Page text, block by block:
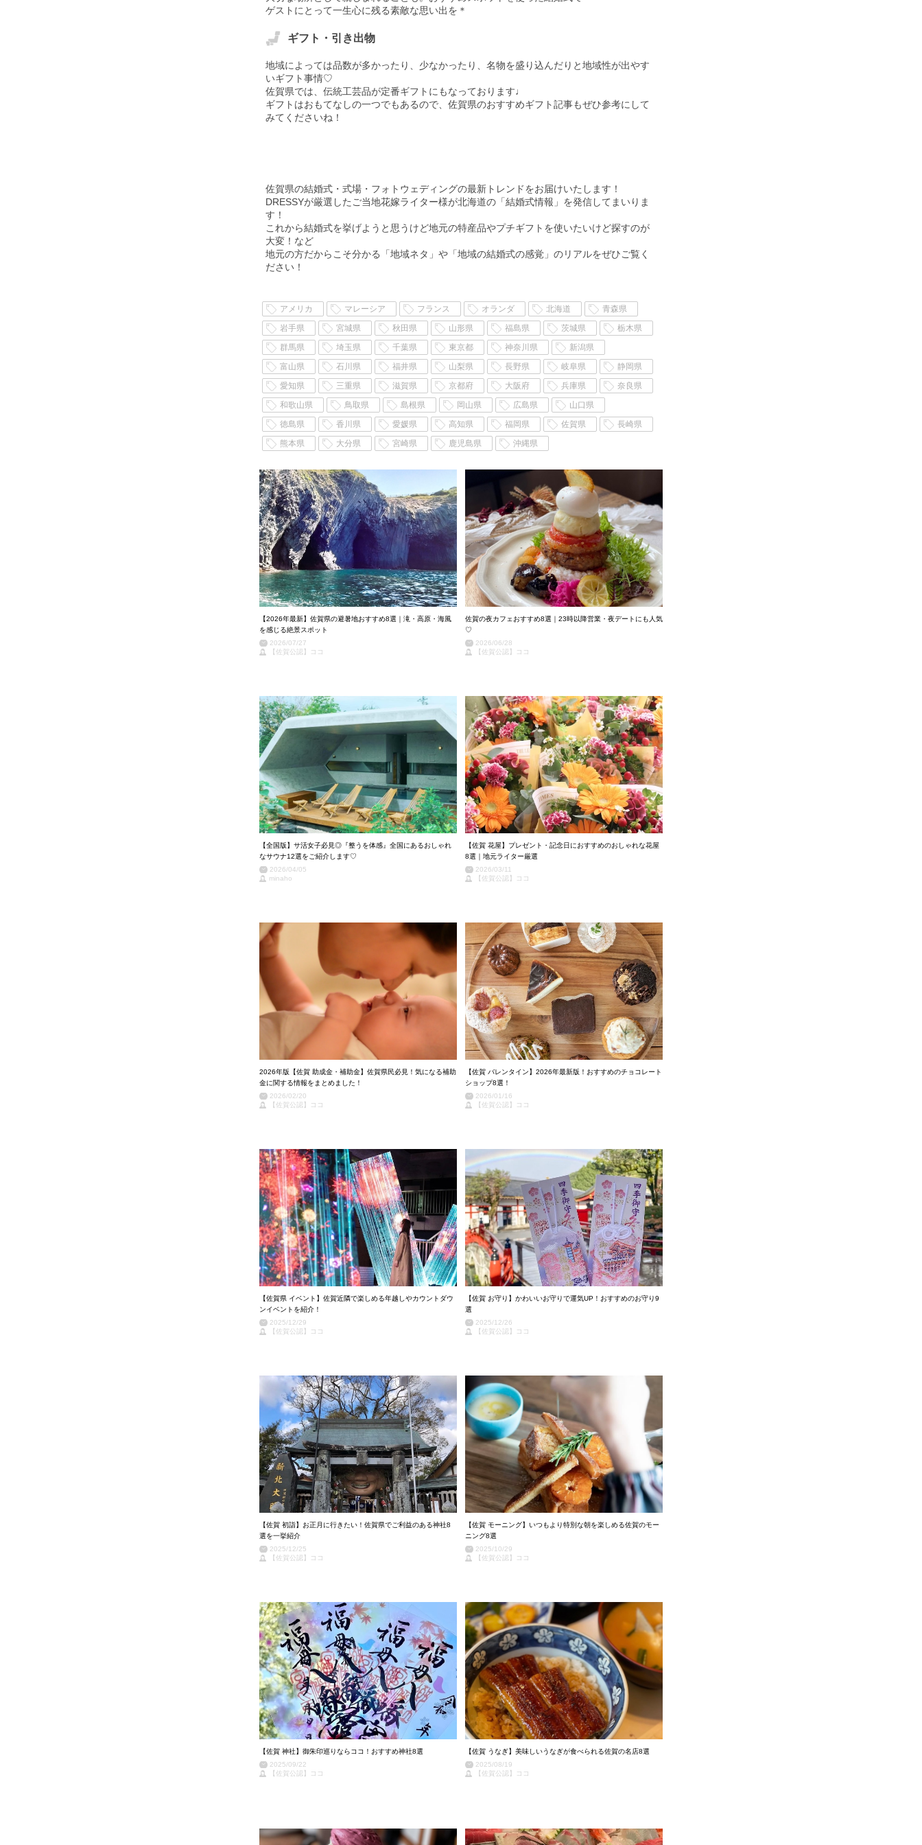
ゲストにとって一生心に残る素敵な思い出を＊
ギフト・引き出物
地域によっては品数が多かったり、少なかったり、名物を盛り込んだりと地域性が出やす
いギフト事情♡
佐賀県では、伝統工芸品が定番ギフトにもなっております♩
ギフトはおもてなしの一つでもあるので、佐賀県のおすすめギフト記事もぜひ参考にして
みてくださいね！
佐賀県の結婚式・式場・フォトウェディングの最新トレンドをお届けいたします！
DRESSYが厳選したご当地花嫁ライター様が北海道の「結婚式情報」を発信してまいりま
す！
これから結婚式を挙げようと思うけど地元の特産品やプチギフトを使いたいけど探すのが
大変！など
地元の方だからこそ分かる「地域ネタ」や「地域の結婚式の感覚」のリアルをぜひご覧く
ださい！
アメリカ マレーシア フランス オランダ 北海道
青森県
岩手県
宮城県 秋田県 山形県 福島県 茨城県
栃木県
群馬県
埼玉県 千葉県 東京都 神奈川県
新潟県
富山県
石川県 福井県 山梨県 長野県 岐阜県
静岡県
愛知県
三重県 滋賀県 京都府 大阪府 兵庫県
奈良県
和歌山県
鳥取県 島根県 岡山県 広島県
山口県
徳島県
香川県 愛媛県 高知県 福岡県 佐賀県
長崎県
熊本県
大分県 宮崎県 鹿児島県 沖縄県
【2026年最新】佐賀県の避暑地おすすめ8選｜滝・高原・海風
を感じる絶景スポット
2026/07/27
【佐賀公認】ココ
佐賀の夜カフェおすすめ8選｜23時以降営業・夜デートにも人気
♡
2026/06/28
【佐賀公認】ココ
【全国版】サ活女子必見◎『整うを体感』全国にあるおしゃれ
なサウナ12選をご紹介します♡
2026/04/05
minaho
【佐賀 花屋】プレゼント・記念日におすすめのおしゃれな花屋
8選｜地元ライター厳選
2026/03/11
【佐賀公認】ココ
2026年版【佐賀 助成金・補助金】佐賀県民必見！気になる補助
金に関する情報をまとめました！
2026/02/20
【佐賀公認】ココ
【佐賀 バレンタイン】2026年最新版！おすすめのチョコレート
ショップ8選！
2026/01/16
【佐賀公認】ココ
【佐賀県 イベント】佐賀近隣で楽しめる年越しやカウントダウ
ンイベントを紹介！
2025/12/29
【佐賀公認】ココ
【佐賀 お守り】かわいいお守りで運気UP！おすすめのお守り9
選
2025/12/26
【佐賀公認】ココ
【佐賀 初詣】お正月に行きたい！佐賀県でご利益のある神社8
選を一挙紹介
2025/12/25
【佐賀公認】ココ
【佐賀 モーニング】いつもより特別な朝を楽しめる佐賀のモー
ニング8選
2025/10/29
【佐賀公認】ココ
【佐賀 神社】御朱印巡りならココ！おすすめ神社8選
2025/09/22
【佐賀公認】ココ
【佐賀 うなぎ】美味しいうなぎが食べられる佐賀の名店8選
2025/08/19
【佐賀公認】ココ